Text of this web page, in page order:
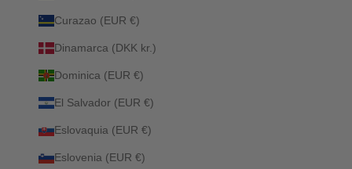
Curazao (EUR €)
Dinamarca (DKK kr.)
Dominica (EUR €)
El Salvador (EUR €)
Eslovaquia (EUR €)
Eslovenia (EUR €)